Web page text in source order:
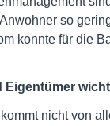
so
konnte für die
Eigentümer
nicht von